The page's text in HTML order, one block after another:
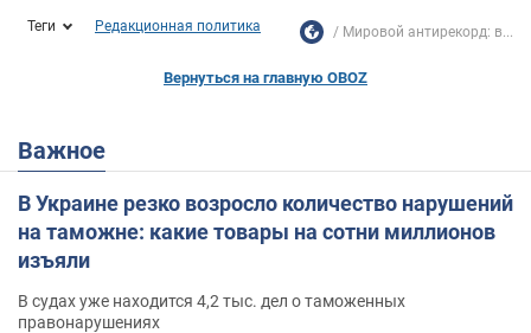
Теги Редакционная политика Мировой антирекорд: в...
Вернуться на главную OBOZ
Важное
В Украине резко возросло количество нарушений
на таможне: какие товары на сотни миллионов
изъяли
В судах уже находится 4,2 тыс. дел о таможенных
правонарушениях